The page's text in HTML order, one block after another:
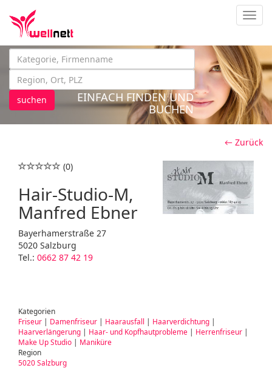
suchen
EINFACH FINDEN UND
BUCHEN
← Zurück
(0)
Hair-Studio-M,
Manfred Ebner
Bayerhamerstraße 27
5020 Salzburg
Tel.: 0662 87 42 19
Kategorien
Friseur | Damenfriseur | Haarausfall | Haarverdichtung |
Haarverlängerung | Haar- und Kopfhautprobleme | Herrenfriseur |
Make Up Studio | Maniküre
Region
5020 Salzburg